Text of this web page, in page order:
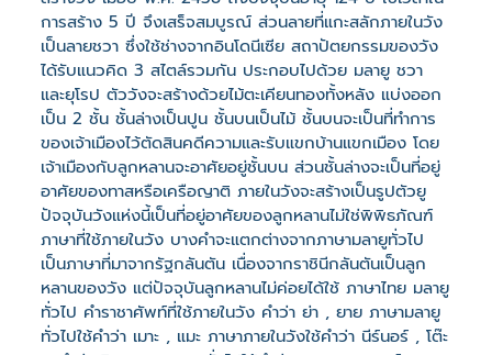
การสร้าง 5 ปี จึงเสร็จสมบูรณ์ ส่วนลายที่แกะสลักภายในวัง
เป็นลายชวา ซึ่งใช้ช่างจากอินโดนีเซีย สถาปัตยกรรมของวัง
ได้รับแนวคิด 3 สไตล์รวมกัน ประกอบไปด้วย มลายู ชวา
และยุโรป ตัววังจะสร้างด้วยไม้ตะเคียนทองทั้งหลัง แบ่งออก
เป็น 2 ชั้น ชั้นล่างเป็นปูน ชั้นบนเป็นไม้ ชั้นบนจะเป็นที่ทำการ
ของเจ้าเมืองไว้ตัดสินคดีความและรับแขกบ้านแขกเมือง โดย
เจ้าเมืองกับลูกหลานจะอาศัยอยู่ชั้นบน ส่วนชั้นล่างจะเป็นที่อยู่
อาศัยของทาสหรือเครือญาติ ภายในวังจะสร้างเป็นรูปตัวยู
ปัจจุบันวังแห่งนี้เป็นที่อยู่อาศัยของลูกหลานไม่ใช่พิพิธภัณฑ์
ภาษาที่ใช้ภายในวัง บางคำจะแตกต่างจากภาษามลายูทั่วไป
เป็นภาษาที่มาจากรัฐกลันตัน เนื่องจากราชินีกลันตันเป็นลูก
หลานของวัง แต่ปัจจุบันลูกหลานไม่ค่อยได้ใช้ ภาษาไทย มลายู
ทั่วไป คำราชาศัพท์ที่ใช้ภายในวัง คำว่า ย่า , ยาย ภาษามลายู
ทั่วไปใช้คำว่า เมาะ , แมะ ภาษาภายในวังใช้คำว่า นีร์นอร์ , โต๊ะ